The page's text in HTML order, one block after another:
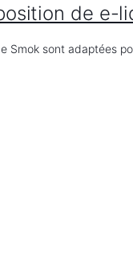
de e-
Smok sont adaptées